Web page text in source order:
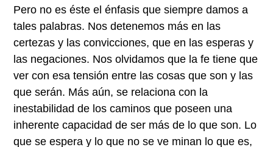
Pero no es éste el énfasis que siempre damos a
tales palabras. Nos detenemos más en las
certezas y las convicciones, que en las esperas y
las negaciones. Nos olvidamos que la fe tiene que
ver con esa tensión entre las cosas que son y las
que serán. Más aún, se relaciona con la
inestabilidad de los caminos que poseen una
inherente capacidad de ser más de lo que son. Lo
que se espera y lo que no se ve minan lo que es,